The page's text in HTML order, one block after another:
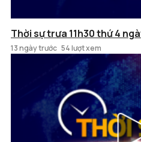
Thời sự trưa 11h30 thứ 4
13 ngày trước 54 lượt xem